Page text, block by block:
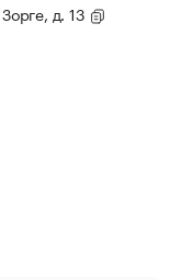
д. 13